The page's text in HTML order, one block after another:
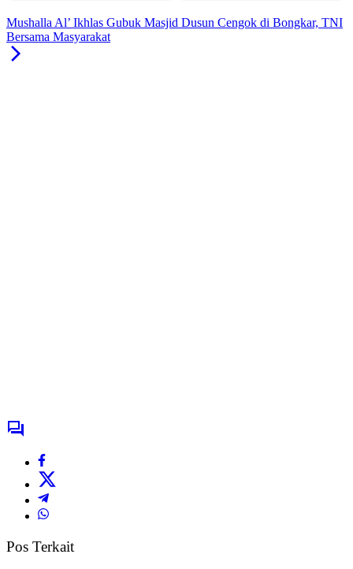
Mushalla Al’ Ikhlas Gubuk Masjid Dusun Cengok di Bongkar, TNI
Bersama Masyarakat
Pos Terkait